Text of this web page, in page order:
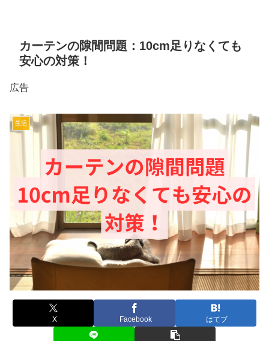
カーテンの隙間問題：10cm足りなくても
安心の対策！
広告
生活
X Facebook はてブ